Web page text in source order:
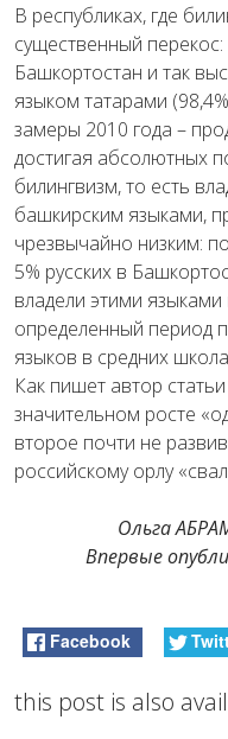
В республиках, где
существенный
Башкортостан и так
языком татарами
замеры 2010 года –
достигая абсолютных
билингвизм, то есть
башкирским языками,
чрезвычайно низким:
5% русских в
владели этими языками
определенный период
языков в средних
Как пишет автор
значительном росте
второе почти не
российскому орлу
Ольга
Впервые
Facebook
this post is also